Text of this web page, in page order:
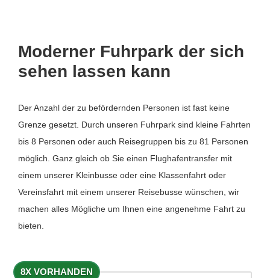
Moderner Fuhrpark der sich
sehen lassen kann
Der Anzahl der zu befördernden Personen ist fast keine
Grenze gesetzt. Durch unseren Fuhrpark sind kleine Fahrten
bis 8 Personen oder auch Reisegruppen bis zu 81 Personen
möglich. Ganz gleich ob Sie einen Flughafentransfer mit
einem unserer Kleinbusse oder eine Klassenfahrt oder
Vereinsfahrt mit einem unserer Reisebusse wünschen, wir
machen alles Mögliche um Ihnen eine angenehme Fahrt zu
bieten.
8X VORHANDEN